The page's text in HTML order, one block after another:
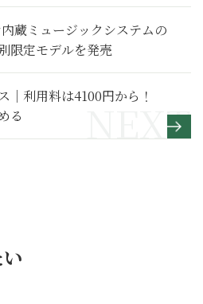
蔵ミュージックシステムの
限定モデルを発売
｜利用料は4100円から！
る